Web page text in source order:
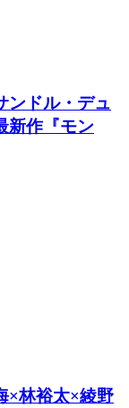
ンドル・デュ
新作『モン
×林裕太×綾野